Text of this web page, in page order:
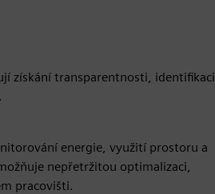
získání transparentnosti, identifikaci
energie, využití prostoru a
nepřetržitou optimalizaci,
pracovišti.